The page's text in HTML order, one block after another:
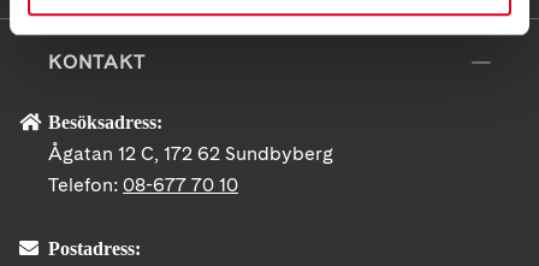
KONTAKT
Besöksadress:
Ågatan 12 C, 172 62 Sundbyberg
Telefon: 08-677 70 10
Postadress: